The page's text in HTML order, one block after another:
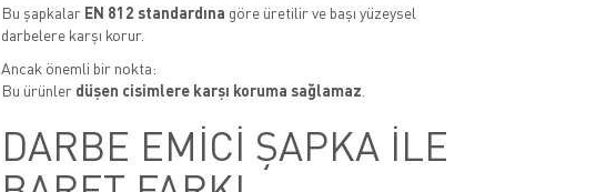
Bu şapkalar EN 812 standardına göre üretilir ve başı yüzeysel
darbelere karşı korur.
Ancak önemli bir nokta:
Bu ürünler düşen cisimlere karşı koruma sağlamaz
DARBE EMİCİ ŞAPKA İLE